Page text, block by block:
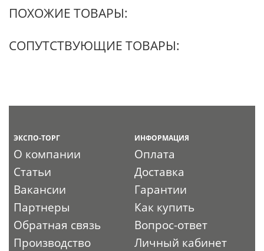
ПОХОЖИЕ ТОВАРЫ:
СОПУТСТВУЮЩИЕ ТОВАРЫ:
ЭКСПО-ТОРГ
О компании
Статьи
Вакансии
Партнеры
Обратная связь
Производство
ИНФОРМАЦИЯ
Оплата
Доставка
Гарантии
Как купить
Вопрос-ответ
Личный кабинет